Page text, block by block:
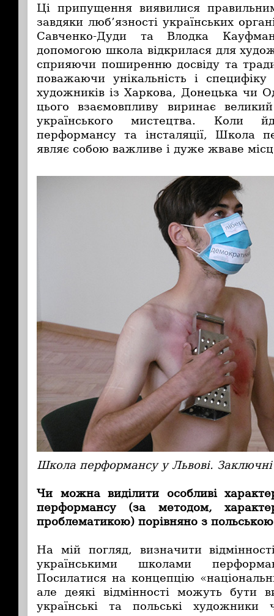
Ці припущення виявилися
завдяки люб’язності українських
Савченко-Дуди та Влодка
допомогою школа відкрилася для
сприяючи поширенню досвіду та
поважаючи унікальність і
художників із Харкова, Донецька чи
цього взаємовпливу виринає
українського мистецтва. Коли
перформансу та інсталяції, Школа
являє собою важливе і дуже жваве
Школа перформансу у Львові. Заключні
Чи можна виділити особливі
перформансу (за методом,
проблематикою) порівняно з
На мій погляд, визначити
українськими школами
Посилатися на концепцію
але деякі відмінності можуть бути
українські та польські художники